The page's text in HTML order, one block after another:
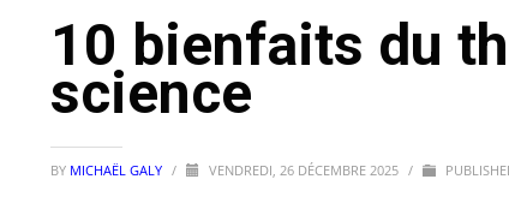
10 bienfaits du
science
BY MICHAËL GALY / VENDREDI, 26 DÉCEMBRE 2025 /